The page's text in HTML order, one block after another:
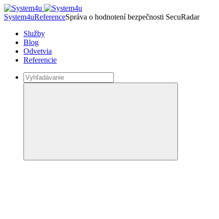
System4uReferenceSpráva o hodnotení bezpečnosti SecuRadar
Služby
Blog
Odvetvia
Referencie